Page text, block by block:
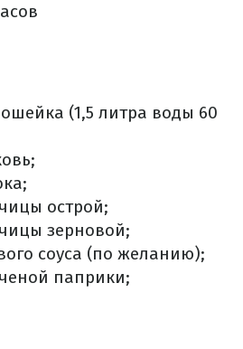
(1,5 литра воды 60
острой;
зерновой;
соуса (по желанию);
паприки;